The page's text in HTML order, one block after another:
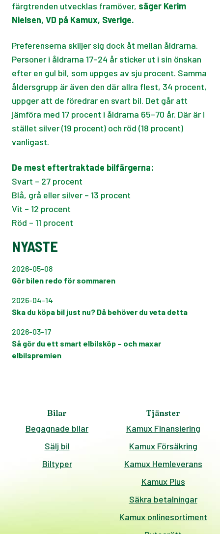
färgtrenden utvecklas framöver, säger Kerim
Nielsen, VD på Kamux, Sverige.
Preferenserna skiljer sig dock åt mellan åldrarna.
Personer i åldrarna 17–24 år sticker ut i sin önskan
efter en gul bil, som uppges av sju procent. Samma
åldersgrupp är även den där allra flest, 34 procent,
uppger att de föredrar en svart bil. Det går att
jämföra med 17 procent i åldrarna 65–70 år. Där är i
stället silver (19 procent) och röd (18 procent)
vanligast.
De mest eftertraktade bilfärgerna:
Svart – 27 procent
Blå, grå eller silver – 13 procent
Vit – 12 procent
Röd – 11 procent
NYASTE
2026-05-08
Gör bilen redo för sommaren
2026-04-14
Ska du köpa bil just nu? Då behöver du veta detta
2026-03-17
Så gör du ett smart elbilsköp – och maxar
elbilspremien
Bilar
Begagnade bilar
Sälj bil
Biltyper
Tjänster
Kamux Finansiering
Kamux Försäkring
Kamux Hemleverans
Kamux Plus
Säkra betalningar
Kamux onlinesortiment